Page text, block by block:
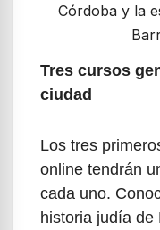
Córdoba y la
Tres cursos
ciudad
Los tres
online tendrán
cada uno.
historia judía de